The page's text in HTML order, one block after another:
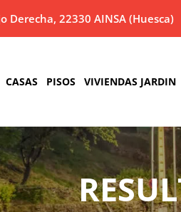
Derecha, 22330 AINSA (Huesca)
CASAS PISOS VIVIENDAS JARDIN